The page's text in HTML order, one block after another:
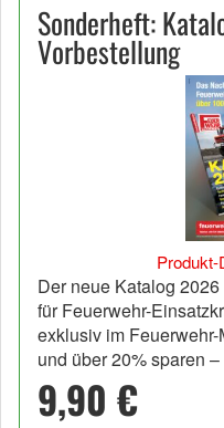
Sonderheft:
Vorbestellung
Produkt-
Der neue Katalog
für Feuerwehr-
exklusiv im
und über 20% sparen
9,90 €